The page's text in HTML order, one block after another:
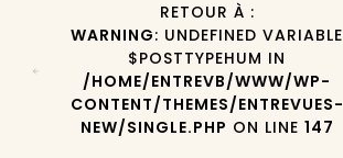
RETOUR À :
WARNING: UNDEFINED VARIABLE
$POSTTYPEHUM IN
/HOME/ENTREVB/WWW/WP-
CONTENT/THEMES/ENTREVUES-
NEW/SINGLE.PHP ON LINE 147